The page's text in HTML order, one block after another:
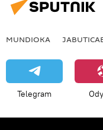
MUNDIOKA
Telegram